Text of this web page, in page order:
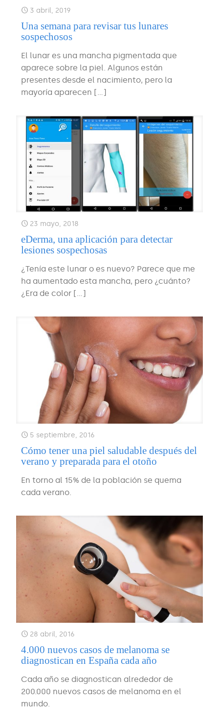
3 abril, 2019
Una semana para revisar tus lunares
sospechosos
El lunar es una mancha pigmentada que
aparece sobre la piel. Algunos están
presentes desde el nacimiento, pero la
mayoría aparecen […]
23 mayo, 2018
eDerma, una aplicación para detectar
lesiones sospechosas
¿Tenía este lunar o es nuevo? Parece que me
ha aumentado esta mancha, pero ¿cuánto?
¿Era de color […]
5 septiembre, 2016
Cómo tener una piel saludable después del
verano y preparada para el otoño
En torno al 15% de la población se quema
cada verano.
28 abril, 2016
4.000 nuevos casos de melanoma se
diagnostican en España cada año
Cada año se diagnostican alrededor de
200.000 nuevos casos de melanoma en el
mundo.